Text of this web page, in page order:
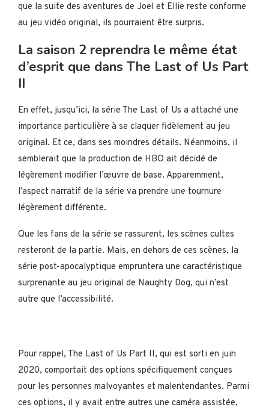
que la suite des aventures de Joel et Ellie reste conforme
au jeu vidéo original, ils pourraient être surpris.
La saison 2 reprendra le même état
d’esprit que dans The Last of Us Part
II
En effet, jusqu’ici, la série The Last of Us a attaché une
importance particulière à se claquer fidèlement au jeu
original. Et ce, dans ses moindres détails. Néanmoins, il
semblerait que la production de HBO ait décidé de
légèrement modifier l’œuvre de base. Apparemment,
l’aspect narratif de la série va prendre une tournure
légèrement différente.
Que les fans de la série se rassurent, les scènes cultes
resteront de la partie. Mais, en dehors de ces scènes, la
série post-apocalyptique empruntera une caractéristique
surprenante au jeu original de Naughty Dog, qui n’est
autre que l’accessibilité.
Pour rappel, The Last of Us Part II, qui est sorti en juin
2020, comportait des options spécifiquement conçues
pour les personnes malvoyantes et malentendantes. Parmi
ces options, il y avait entre autres une caméra assistée,